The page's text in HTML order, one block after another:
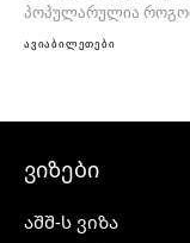
პოპულარულია
ავიაბილეთები
ვიზები
აშშ-ს ვიზა